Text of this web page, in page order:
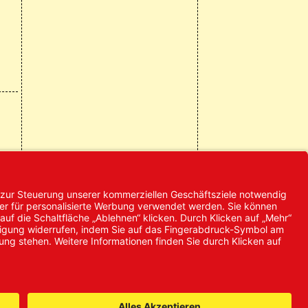
© 2024 Promed
Vertriebsgesellschaft mbH | Alle